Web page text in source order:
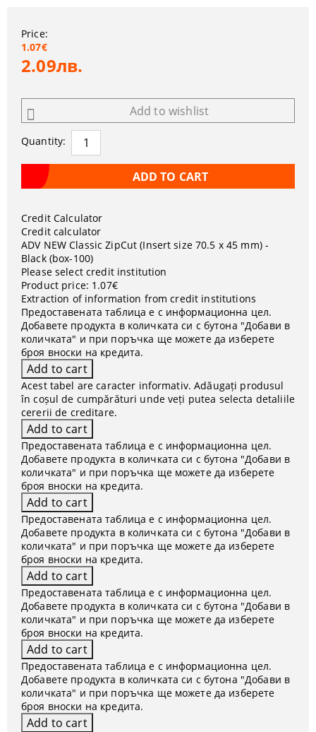
Price:
1.07€
2.09лв.
Add to wishlist
Quantity:
Credit Calculator
Credit calculator
ADV NEW Classic ZipCut (Insert size 70.5 x 45 mm) -
Black (box-100)
Please select credit institution
Product price: 1.07€
Extraction of information from credit institutions
Предоставената таблица е с информационна цел.
Добавете продукта в количката си с бутона "Добави в
количката" и при поръчка ще можете да изберете
броя вноски на кредита.
Acest tabel are caracter informativ. Adăugați produsul
în coșul de cumpărături unde veți putea selecta detaliile
cererii de creditare.
Предоставената таблица е с информационна цел.
Добавете продукта в количката си с бутона "Добави в
количката" и при поръчка ще можете да изберете
броя вноски на кредита.
Предоставената таблица е с информационна цел.
Добавете продукта в количката си с бутона "Добави в
количката" и при поръчка ще можете да изберете
броя вноски на кредита.
Предоставената таблица е с информационна цел.
Добавете продукта в количката си с бутона "Добави в
количката" и при поръчка ще можете да изберете
броя вноски на кредита.
Предоставената таблица е с информационна цел.
Добавете продукта в количката си с бутона "Добави в
количката" и при поръчка ще можете да изберете
броя вноски на кредита.